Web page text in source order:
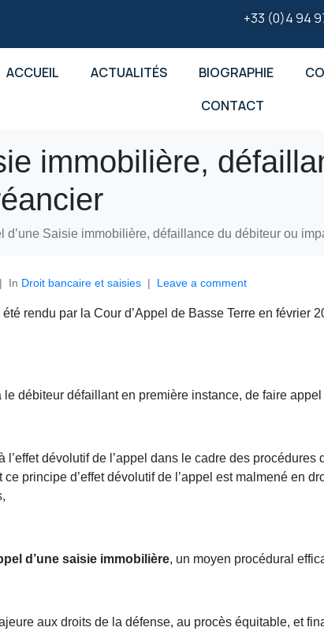
+33 (0)4 94
ACCUEIL ACTUALITÉS BIOGRAPHIE
CONTACT
immobilière,
d’une Saisie immobilière, défaillance du débiteur ou
In Droit bancaire et saisies Leave a comment
été rendu par la Cour d’Appel de Basse Terre en
débiteur défaillant en première instance, de faire
l’effet dévolutif de l’appel dans le cadre des
ce principe d’effet dévolutif de l’appel est malmené en
d’une saisie immobilière, un moyen procédural
aux droits de la défense, au procès équitable, et